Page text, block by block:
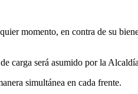
momento, en contra de su
carga será asumido por la
simultánea en cada frente.